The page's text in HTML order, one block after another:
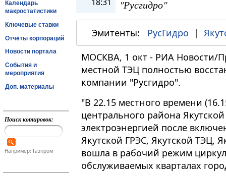
Календарь
макростатистики
Ключевые ставки
Отчёты корпораций
Новости портала
События и
мероприятия
Доп. материалы
Поиск котировок:
Например: Газпром
18:31
"Русгидро"
Эмитенты: РусГидро |
МОСКВА, 1 окт - РИА Новости/
местной ТЭЦ полностью
компании "Русгидро".
"В 22.15 местного времени
центрального района
электроэнергией после
Якутской ГРЭС, Якутской ТЭЦ,
вошла в рабочий режим
обслуживаемых кварталах